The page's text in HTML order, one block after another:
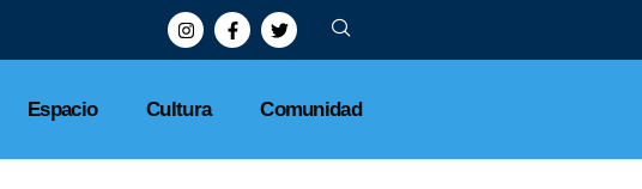
y cierra 2025 sin filtraciones
Espacio Cultura Comunidad